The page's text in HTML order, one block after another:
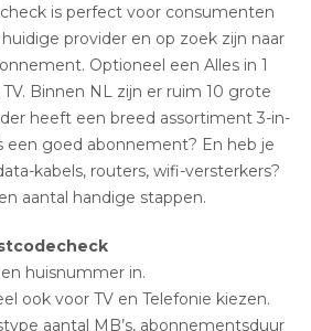
is perfect voor consumenten
provider en op zoek zijn naar
Optioneel een Alles in 1
Binnen NL zijn er ruim 10 grote
heeft een breed assortiment 3-in-
een goed abonnement? En heb je
kabels, routers, wifi-versterkers?
aantal handige stappen.
huisnummer in.
ook voor TV en Telefonie kiezen.
aantal MB’s, abonnementsduur